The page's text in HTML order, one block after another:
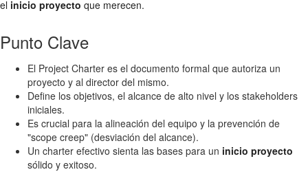
el inicio proyecto que merecen.
Punto Clave
El Project Charter es el documento formal que autoriza un
proyecto y al director del mismo.
Define los objetivos, el alcance de alto nivel y los stakeholders
iniciales.
Es crucial para la alineación del equipo y la prevención de
"scope creep" (desviación del alcance).
Un charter efectivo sienta las bases para un inicio proyecto
sólido y exitoso.